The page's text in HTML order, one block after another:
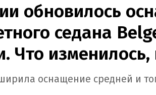
обновилось
седана
Что изменилось,
оснащение средней и